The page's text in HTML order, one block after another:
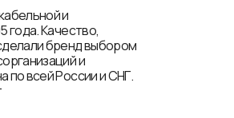
и
года. Качество,
бренд выбором
и
по всей России и СНГ.